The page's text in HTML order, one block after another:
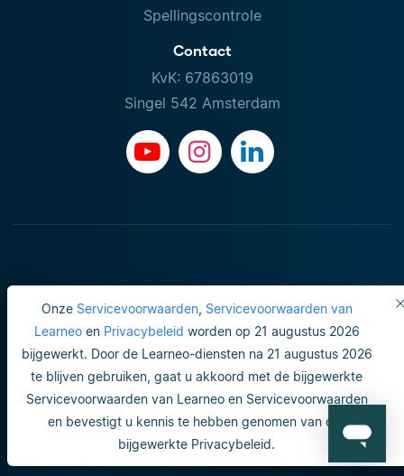
Onze Servicevoorwaarden, Servicevoorwaarden van
Learneoen Privacybeleid worden op 21 augustus 2026
bijgewerkt. Door de Learneo-diensten na 21 augustus 2026
te blijven gebruiken, gaat u akkoord met de bijgewerkte
Servicevoorwaarden van Learneo en Servicevoorwaarden
en bevestigt u kennis te hebben genomen van ons
bijgewerkte Privacybeleid.
Spellingscontrole
Contact
KvK: 67863019
Singel 542 Amsterdam
Gebruiksvoorwaarden
Do not sell or share my personal info
Veiligheid en privacy